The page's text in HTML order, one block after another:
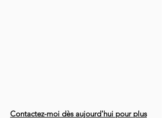
Contactez-moi dès aujourd'hui pour plus